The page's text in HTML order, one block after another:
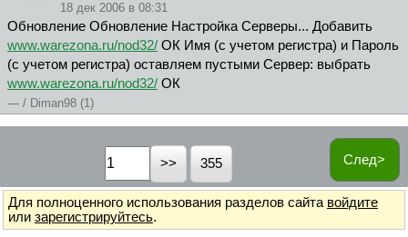
18 дек 2006 в 08:31
Обновление Обновление Настройка Серверы... Добавить
www.warezona.ru/nod32/ ОК Имя (с учетом регистра) и Пароль
(с учетом регистра) оставляем пустыми Сервер: выбрать
www.warezona.ru/nod32/ ОК
— / Diman98 (1)
След>
355
Для полноценного использования разделов сайта войдите
или зарегистрируйтесь.